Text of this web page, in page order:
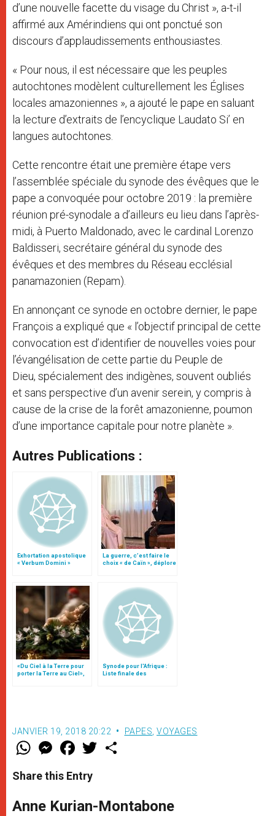
d’une nouvelle facette du visage du Christ », a-t-il
affirmé aux Amérindiens qui ont ponctué son
discours d’applaudissements enthousiastes.
« Pour nous, il est nécessaire que les peuples
autochtones modèlent culturellement les Églises
locales amazoniennes », a ajouté le pape en saluant
la lecture d’extraits de l’encyclique Laudato Si’ en
langues autochtones.
Cette rencontre était une première étape vers
l’assemblée spéciale du synode des évêques que le
pape a convoquée pour octobre 2019 : la première
réunion pré-synodale a d’ailleurs eu lieu dans l’après-
midi, à Puerto Maldonado, avec le cardinal Lorenzo
Baldisseri, secrétaire général du synode des
évêques et des membres du Réseau ecclésial
panamazonien (Repam).
En annonçant ce synode en octobre dernier, le pape
François a expliqué que « l’objectif principal de cette
convocation est d’identifier de nouvelles voies pour
l’évangélisation de cette partie du Peuple de
Dieu, spécialement des indigènes, souvent oubliés
et sans perspective d’un avenir serein, y compris à
cause de la crise de la forêt amazonienne, poumon
d’une importance capitale pour notre planète ».
Autres Publications :
Exhortation apostolique
« Verbum Domini »
La guerre, c’est faire le
choix « de Caïn », déplore
«Du Ciel à la Terre pour
porter la Terre au Ciel»,
Synode pour l'Afrique :
Liste finale des
JANVIER 19, 2018 20:22 PAPES VOYAGES
W
t
s
p
p
M
e
s
e
g
e
F
a
e
b
o
k
w
r
Share this Entry
Anne Kurian-Montabone